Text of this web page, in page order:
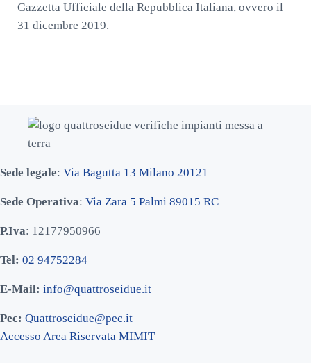
Gazzetta Ufficiale della Repubblica Italiana, ovvero il
31 dicembre 2019.
Sede legale:Via Bagutta 13 Milano 20121
Sede Operativa:Via Zara 5 Palmi 89015 RC
P.Iva: 12177950966
Tel: 02 94752284
E-Mail: info@quattroseidue.it
Pec: Quattroseidue@pec.it
Accesso Area Riservata MIMIT